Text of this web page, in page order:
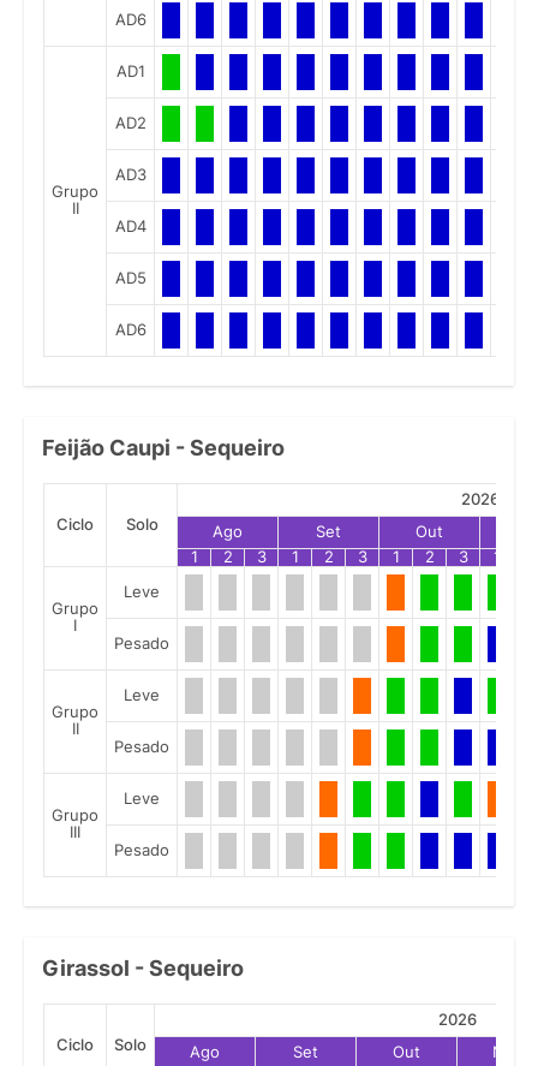
AD6
Grupo
II
AD1
AD2
AD3
AD4
AD5
AD6
Feijão Caupi - Sequeiro
Ciclo Solo
2026
Ago
Set Out
1
2 3 1 2 3 1 2 3 1
Grupo
I
Leve
Pesado
Grupo
II
Leve
Pesado
Grupo
III
Leve
Pesado
Girassol - Sequeiro
Ciclo Solo
2026
Ago
Set Out
Nov